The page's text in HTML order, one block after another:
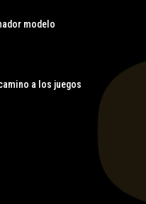
modelo
a los juegos